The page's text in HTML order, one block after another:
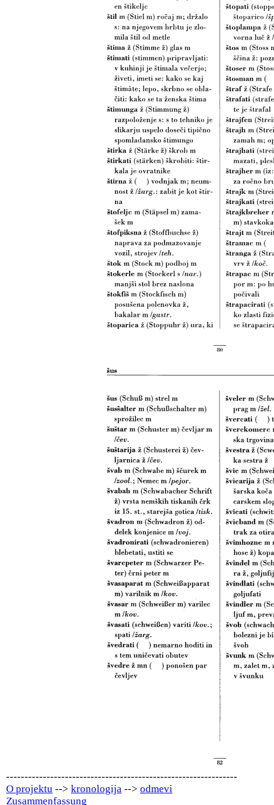
---------------------------------------------------------------
O projektu --> kronologija --> odmevi
Zusammenfassung